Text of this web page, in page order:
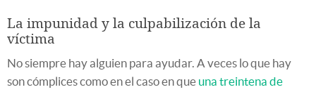
La impunidad y la culpabilización de la
víctima
No siempre hay alguien para ayudar. A veces lo que hay
son cómplices como en el caso en que una treintena de